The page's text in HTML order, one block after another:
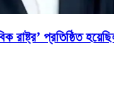
রাষ্ট্র’ প্রতিষ্ঠিত